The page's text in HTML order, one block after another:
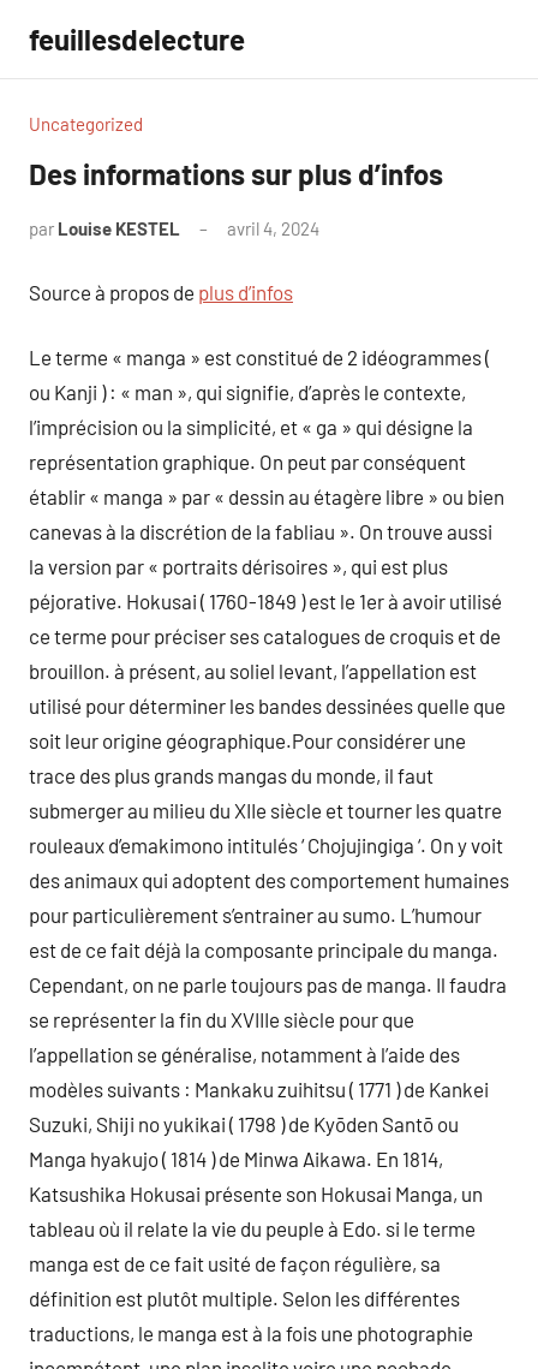
contenu
feuillesdelecture
Uncategorized
Des informations sur plus d’infos
par Louise KESTEL avril 4, 2024
Source à propos de plus d’infos
Le terme « manga » est constitué de 2 idéogrammes (
ou Kanji ) : « man », qui signifie, d’après le contexte,
l’imprécision ou la simplicité, et « ga » qui désigne la
représentation graphique. On peut par conséquent
établir « manga » par « dessin au étagère libre » ou bien
canevas à la discrétion de la fabliau ». On trouve aussi
la version par « portraits dérisoires », qui est plus
péjorative. Hokusai ( 1760-1849 ) est le 1er à avoir utilisé
ce terme pour préciser ses catalogues de croquis et de
brouillon. à présent, au soliel levant, l’appellation est
utilisé pour déterminer les bandes dessinées quelle que
soit leur origine géographique.Pour considérer une
trace des plus grands mangas du monde, il faut
submerger au milieu du XIIe siècle et tourner les quatre
rouleaux d’emakimono intitulés ‘ Chojujingiga ‘. On y voit
des animaux qui adoptent des comportement humaines
pour particulièrement s’entrainer au sumo. L’humour
est de ce fait déjà la composante principale du manga.
Cependant, on ne parle toujours pas de manga. Il faudra
se représenter la fin du XVIIIe siècle pour que
l’appellation se généralise, notamment à l’aide des
modèles suivants : Mankaku zuihitsu ( 1771 ) de Kankei
Suzuki, Shiji no yukikai ( 1798 ) de Kyōden Santō ou
Manga hyakujo ( 1814 ) de Minwa Aikawa. En 1814,
Katsushika Hokusai présente son Hokusai Manga, un
tableau où il relate la vie du peuple à Edo. si le terme
manga est de ce fait usité de façon régulière, sa
définition est plutôt multiple. Selon les différentes
traductions, le manga est à la fois une photographie